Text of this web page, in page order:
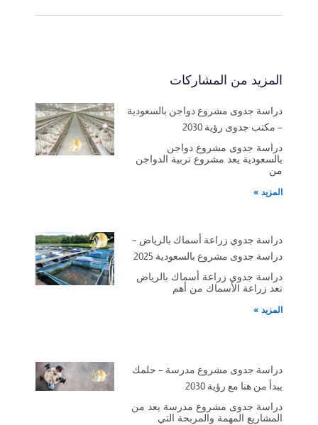
المزيد من المشاركات
دراسة جدوى مشروع دواجن بالسعودية
– مكتب جدوى رؤية 2030
دراسة جدوى مشروع دواجن
بالسعودية يعد مشروع تربية الدواجن
من
المزيد »
دراسة جدوي زراعة أسماك بالرياض –
دراسة جدوى مشروع بالسعودية 2025
دراسة جدوي زراعة أسماك بالرياض
تعد زراعة الأسماك من أهم
المزيد »
دراسة جدوى مشروع مدرسة – حلمك
يبدأ من هنا مع رؤية 2030
دراسة جدوى مشروع مدرسة يعد من
المشاريع المهمة والمربحة التي